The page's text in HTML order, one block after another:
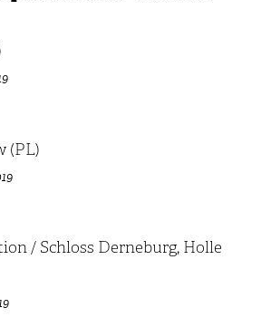
(PL)
/ Schloss Derneburg, Holle